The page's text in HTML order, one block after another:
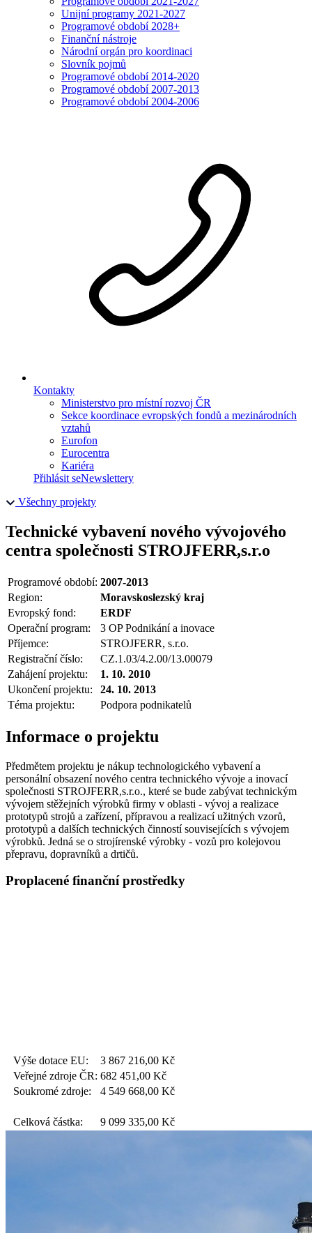
Unijní programy 2021-2027
Programové období 2028+
Finanční nástroje
Národní orgán pro koordinaci
Slovník pojmů
Programové období 2014-2020
Programové období 2007-2013
Programové období 2004-2006
Kontakty
Ministerstvo pro místní rozvoj ČR
Sekce koordinace evropských fondů a mezinárodních
vztahů
Eurofon
Eurocentra
Kariéra
Přihlásit seNewslettery
Všechny projekty
Technické vybavení nového vývojového
centra společnosti STROJFERR,s.r.o
Programové období: 2007-2013
Region:
Moravskoslezský kraj
Evropský fond:
ERDF
Operační program:
3 OP Podnikání a inovace
Příjemce:
STROJFERR, s.r.o.
Registrační číslo:
CZ.1.03/4.2.00/13.00079
Zahájení projektu:
1. 10. 2010
Ukončení projektu:
24. 10. 2013
Téma projektu:
Podpora podnikatelů
Informace o projektu
Předmětem projektu je nákup technologického vybavení a
personální obsazení nového centra technického vývoje a inovací
společnosti STROJFERR,s.r.o., které se bude zabývat technickým
vývojem stěžejních výrobků firmy v oblasti - vývoj a realizace
prototypů strojů a zařízení, přípravou a realizací užitných vzorů,
prototypů a dalších technických činností souvisejících s vývojem
výrobků. Jedná se o strojírenské výrobky - vozů pro kolejovou
přepravu, dopravníků a drtičů.
Proplacené finanční prostředky
Výše dotace EU: 3 867 216,00 Kč
Veřejné zdroje ČR: 682 451,00 Kč
Soukromé zdroje:
4 549 668,00 Kč
Celková částka: 9 099 335,00 Kč